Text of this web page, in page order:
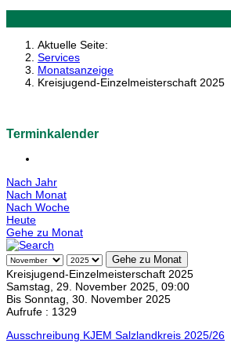
Aktuelle Seite:
Services
Monatsanzeige
Kreisjugend-Einzelmeisterschaft 2025
Terminkalender
Nach Jahr
Nach Monat
Nach Woche
Heute
Gehe zu Monat
Gehe zu Monat
Kreisjugend-Einzelmeisterschaft 2025
Samstag, 29. November 2025, 09:00
Bis Sonntag, 30. November 2025
Aufrufe : 1329
Ausschreibung KJEM Salzlandkreis 2025/26